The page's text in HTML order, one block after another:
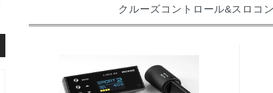
クルーズコントロール&スロコ